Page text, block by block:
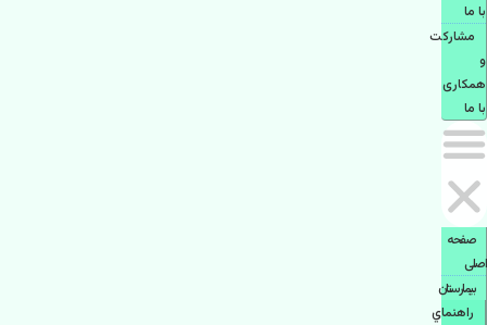
با ما
مشاركت
و
همكاری
با ما
صفحه
اصلی
بيمارستان
راهنماي